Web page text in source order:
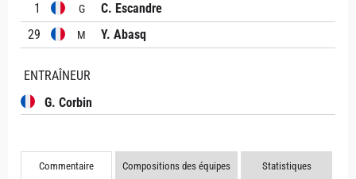
1 G
C. Escandre
29
M Y. Abasq
ENTRAÎNEUR
G. Corbin
Commentaire Compositions des équipes Statistiques